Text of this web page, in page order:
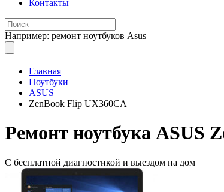
Контакты
Например: ремонт ноутбуков Asus
Главная
Ноутбуки
ASUS
ZenBook Flip UX360CA
Ремонт ноутбука ASUS
С бесплатной диагностикой и выездом на дом